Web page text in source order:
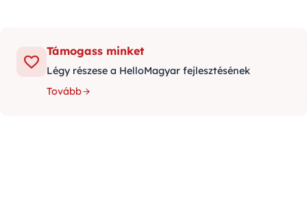
Támogass minket
Légy részese a HelloMagyar fejlesztésének
Tovább